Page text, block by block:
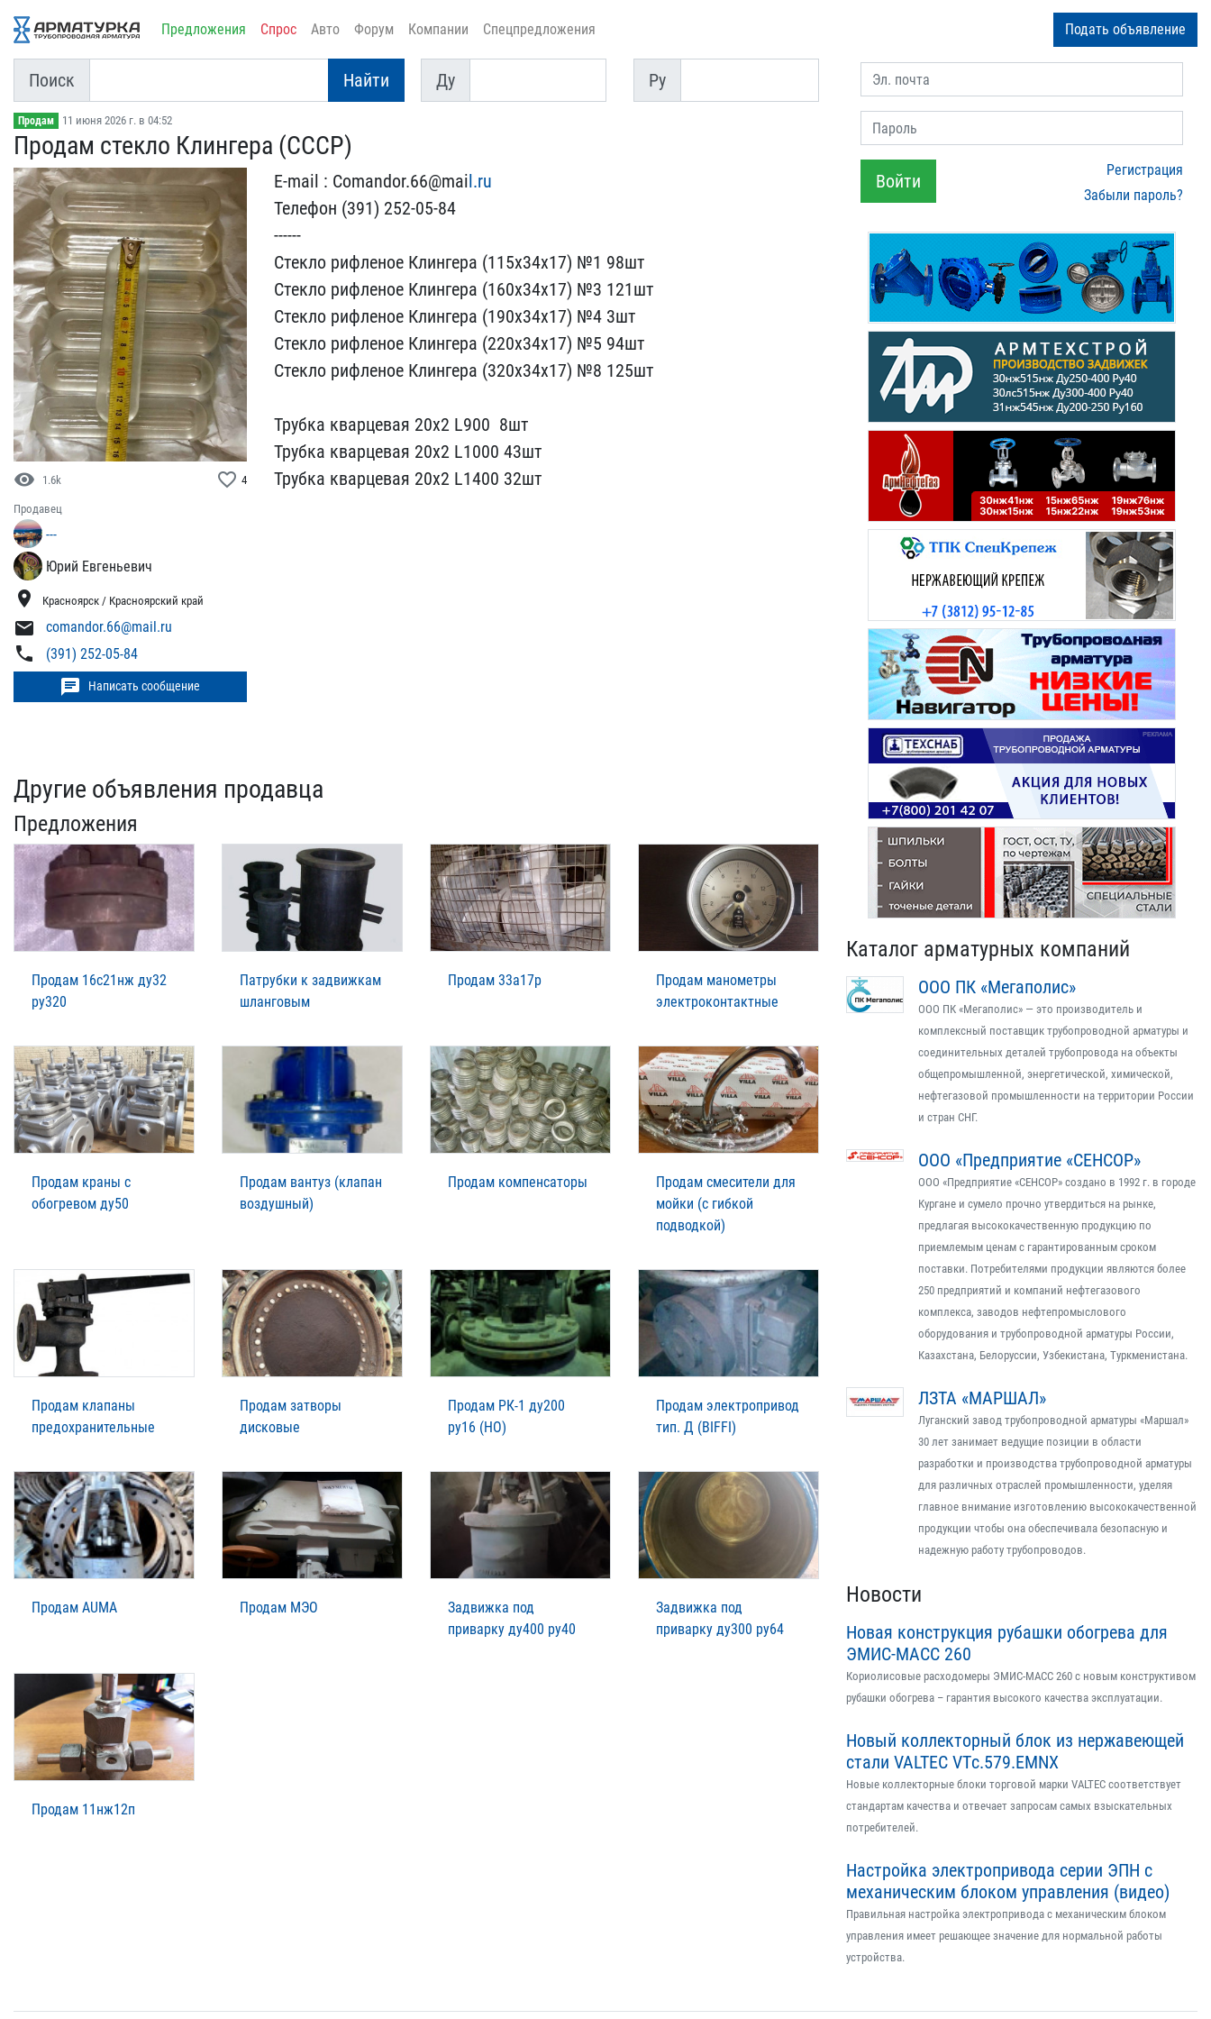
Предложения Спрос Авто Форум Компании Спецпредложения Подать объявление
Поиск Найти
Ду
Ду
Py
Py
Продам 11 июня 2026 г. в 04:52
Продам стекло Клингера (​СССР)
visibility 1.6k favorite_border 4
Продавец
---
Юрий Евгеньевич
location_on Красноярск / Красноярский край
mail comandor.66@mail.ru
phone (391) 252-05-84
chat Написать сообщение
E-mail : Comandor.66@mai​l.ru
Телефон (391) 252-0​5-84
------
Стекло рифле​ное Клингера (115х34х17)​ №1 98шт
Стекло рифл​еное Клингера (160х34х17​) №3 121шт
Стекло рифл​еное Клингера (190х34х17​) №4 3шт
Стекло ри​фленое Клингера (220х34х​17) №5 94шт
Стекло р​ифленое Клингера (320х34​х17) №8 125шт
Трубка ​кварцевая 20х2 L900 ​ 8шт
Трубка кварцевая 2​0х2 L1000 43шт
Трубка ​кварцевая 20х2 L1400 32​шт
Другие объявления продавца
Предложения
Продам 16с21нж ду32
ру320
Патрубки к задвижкам
шланговым
Продам 33а17р
Продам манометры
электроконтактные
Продам краны с
обогревом ду50
Продам вантуз (клапан
воздушный)
Продам компенсаторы
Продам смесители для
мойки (с гибкой
подводкой)
Продам клапаны
предохранительные
Продам затворы
дисковые
Продам РК-1 ду200
ру16 (НО)
Продам электропривод
тип. Д (BIFFI)
Продам AUMA Продам МЭО
Задвижка под
приварку ду400 ру40
Задвижка под
приварку ду300 ру64
Продам 11нж12п
Эл. почта
Пароль
Войти
Регистрация
Забыли пароль?
Каталог арматурных компаний
ООО ПК «Мегаполис»
ООО ПК «Мегаполис» — это производитель и
комплексный поставщик трубопроводной арматуры и
соединительных деталей трубопровода на объекты
общепромышленной, энергетической, химической,
нефтегазовой промышленности на территории России
и стран СНГ.
ООО «Предприятие «СЕНСОР»
ООО «Предприятие «СЕНСОР» создано в 1992 г. в городе
Кургане и сумело прочно утвердиться на рынке,
предлагая высококачественную продукцию по
приемлемым ценам с гарантированным сроком
поставки. Потребителями продукции являются более
250 предприятий и компаний нефтегазового
комплекса, заводов нефтепромыслового
оборудования и трубопроводной арматуры России,
Казахстана, Белоруссии, Узбекистана, Туркменистана.
ЛЗТА «МАРШАЛ»
Луганский завод трубопроводной арматуры «Маршал»
30 лет занимает ведущие позиции в области
разработки и производства трубопроводной арматуры
для различных отраслей промышленности, уделяя
главное внимание изготовлению высококачественной
продукции чтобы она обеспечивала безопасную и
надежную работу трубопроводов.
Новости
Новая конструкция рубашки обогрева для
ЭМИС-МАСС 260
Кориолисовые расходомеры ЭМИС-МАСС 260 с новым конструктивом
рубашки обогрева – гарантия высокого качества эксплуатации.
Новый коллекторный блок из нержавеющей
стали VALTEC VTс.579.EMNX
Новые коллекторные блоки торговой марки VALTEC соответствует
стандартам качества и отвечает запросам самых взыскательных
потребителей.
Настройка электропривода серии ЭПН с
механическим блоком управления (видео)
Правильная настройка электропривода с механическим блоком
управления имеет решающее значение для нормальной работы
устройства.